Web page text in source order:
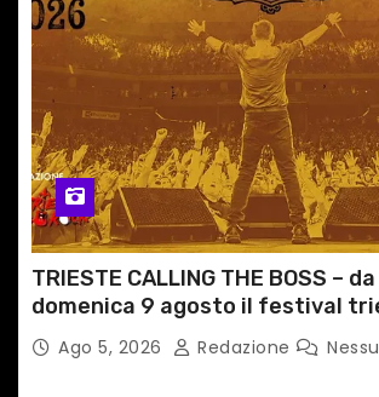
TRIESTE CALLING THE BOSS –
domenica 9 agosto il festival
dedicato a Springsteen
Ago 5, 2026 Redazione